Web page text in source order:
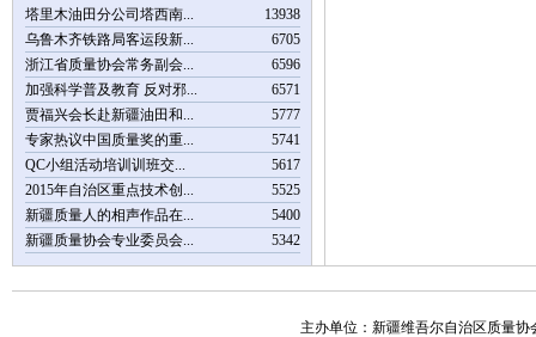
13938
塔里木油田分公司塔西南...
6705
乌鲁木齐铁路局客运段新...
6596
浙江省质量协会常务副会...
6571
加强科学普及教育 反对邪...
5777
贾福兴会长赴新疆油田和...
5741
专家热议中国质量奖的重...
5617
QC小组活动培训训班交...
5525
2015年自治区重点技术创...
5400
新疆质量人的相声作品在...
5342
新疆质量协会专业委员会...
主办单位：新疆维吾尔自治区质量协